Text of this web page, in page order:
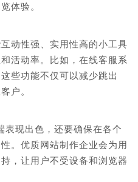
体验。
动性强、实用性高的小工具
活动率。比如，在线客服系
些功能不仅可以减少跳出
户。
现出色，还要确保在各个
。优质网站制作企业会为用
，让用户不受设备和浏览器